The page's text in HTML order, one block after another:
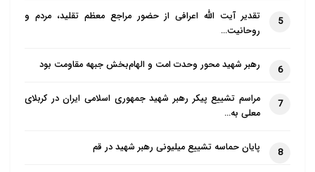
نامه ادامه یافته است: عیسی مسیح همچنین انسان
تعامل با رنج همه همسایگان خود پیدا کنیم؛ در شورای
دوستان و سازمان‌های شریک از ادیان دیگر، راه‌های انجام
دوست بدارید به اشکال مختلف در بسیاری ادیان و
5
تقدیر آیت الله اعرافی از حضور مراجع معظم تقلید، مردم و
روحانیت…
6 رهبر شهید محور وحدت امت و الهام‌بخش جبهه مقاومت بود
7
مراسم تشییع پیکر رهبر شهید جمهوری اسلامی ایران در کربلای
معلی به…
8 پایان حماسه تشییع میلیونی رهبر شهید در قم